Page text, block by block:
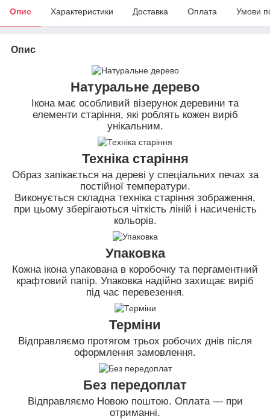
Опис Характеристики Доставка Оплата Умови
Опис
Натуральне дерево
Ікона має особливий візерунок деревини та
елементи старіння, які роблять кожен виріб
унікальним.
Техніка старіння
Образ запікається на дереві у спеціальних печах за
постійної температури.
Виконується складна техніка старіння зображення,
при цьому зберігаються чіткість ліній і насиченість
кольорів.
Упаковка
Кожна ікона упакована в коробочку та пергаментний
крафтовий папір. Упаковка надійно захищає виріб
під час перевезення.
Терміни
Відправляємо протягом трьох робочих днів після
оформлення замовлення.
Без передоплат
Відправляємо Новою поштою. Оплата — при
отриманні.